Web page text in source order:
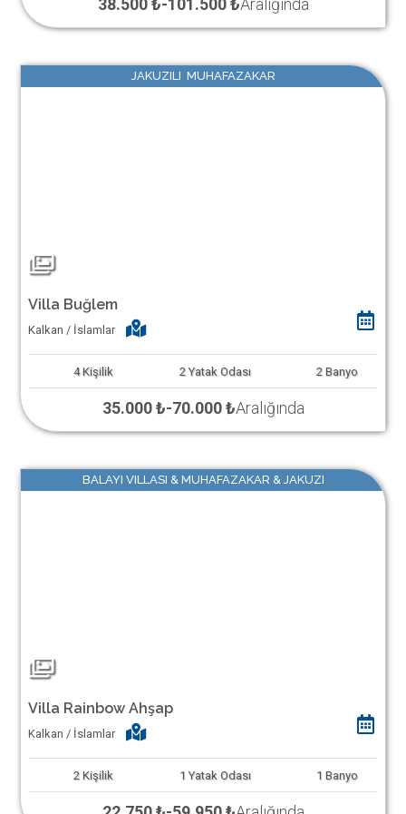
38.500 ₺-101.500 ₺Aralığında
JAKUZILI MUHAFAZAKAR
Villa Buğlem
Kalkan / İslamlar
4 Kişilik 2 Yatak Odası 2 Banyo
35.000 ₺-70.000 ₺Aralığında
BALAYI VILLASI & MUHAFAZAKAR & JAKUZI
Villa Rainbow Ahşap
Kalkan / İslamlar
2 Kişilik 1 Yatak Odası 1 Banyo